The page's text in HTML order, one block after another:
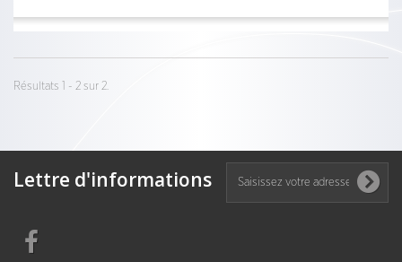
Résultats 1 - 2 sur 2.
Lettre d'informations